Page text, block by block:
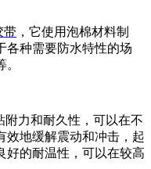
带 ，它使用泡棉材料制
各种需要防水特性的场
附力和耐久性，可以在不
效地缓解震动和冲击，起
好的耐温性，可以在较高